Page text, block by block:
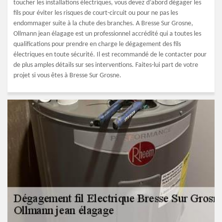
toucher les installations électriques, vous devez d’abord dégager les
fils pour éviter les risques de court-circuit ou pour ne pas les
endommager suite à la chute des branches. A Bresse Sur Grosne,
Ollmann jean élagage est un professionnel accrédité qui a toutes les
qualifications pour prendre en charge le dégagement des fils
électriques en toute sécurité. Il est recommandé de le contacter pour
de plus amples détails sur ses interventions. Faites-lui part de votre
projet si vous êtes à Bresse Sur Grosne.